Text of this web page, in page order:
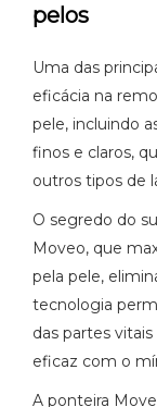
pelos
Uma das
eficácia na
pele, incluindo
finos e claros,
outros tipos de
O segredo do
Moveo, que
pela pele,
tecnologia
das partes
eficaz com o
A ponteira